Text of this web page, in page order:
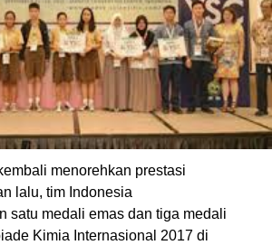
menorehkan prestasi
lalu, tim Indonesia
satu medali emas dan tiga medali
Kimia Internasional 2017 di